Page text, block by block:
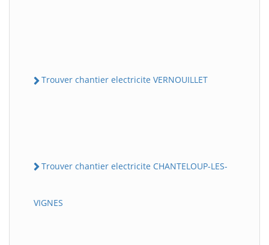
Trouver chantier electricite VERNOUILLET
Trouver chantier electricite CHANTELOUP-LES-
VIGNES